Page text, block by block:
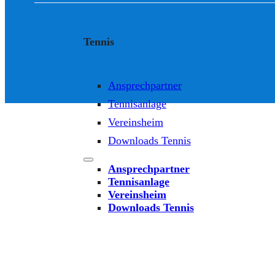
Tennis
Ansprechpartner
Tennisanlage
Vereinsheim
Downloads Tennis
Ansprechpartner
Tennisanlage
Vereinsheim
Downloads Tennis